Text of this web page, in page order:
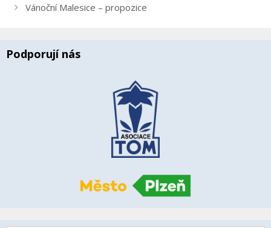
Vánoční Malesice – propozice
Podporují nás